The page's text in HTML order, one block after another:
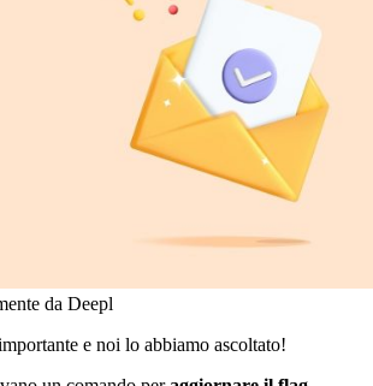
da Deepl
e noi lo abbiamo ascoltato!